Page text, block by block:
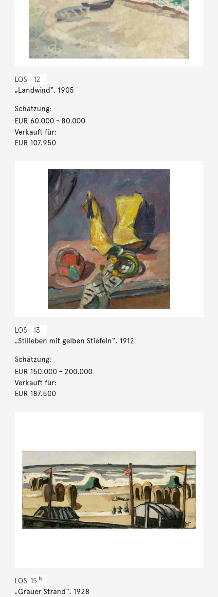
LOS 12
„Landwind“. 1905
Schätzung:
EUR 60.000- 80.000
Verkauft für:
EUR 107.950
LOS 13
„Stilleben mit gelben Stiefeln“. 1912
Schätzung:
EUR 150.000- 200.000
Verkauft für:
EUR 187.500
LOS 15 N
„Grauer Strand“. 1928